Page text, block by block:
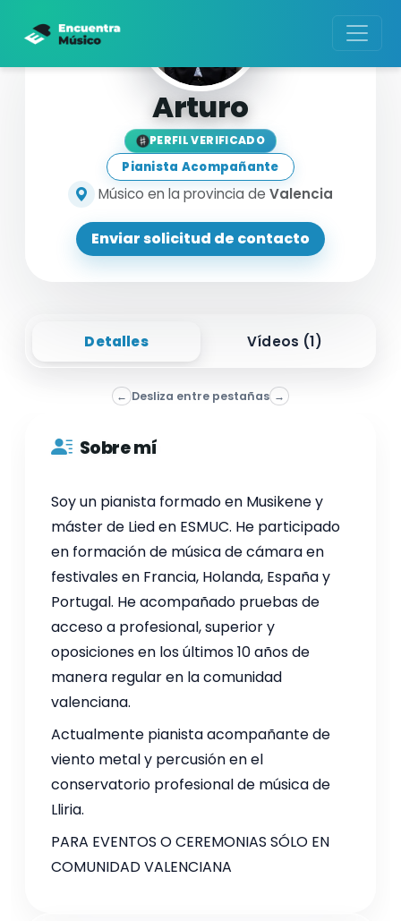
Arturo
PERFIL VERIFICADO
Pianista Acompañante
Músico en la provincia de Valencia
Enviar solicitud de contacto
Detalles Vídeos (1)
← Desliza entre pestañas →
Sobre mí
Soy un pianista formado en Musikene y
máster de Lied en ESMUC. He participado
en formación de música de cámara en
festivales en Francia, Holanda, España y
Portugal. He acompañado pruebas de
acceso a profesional, superior y
oposiciones en los últimos 10 años de
manera regular en la comunidad
valenciana.
Actualmente pianista acompañante de
viento metal y percusión en el
conservatorio profesional de música de
Lliria.
PARA EVENTOS O CEREMONIAS SÓLO EN
COMUNIDAD VALENCIANA